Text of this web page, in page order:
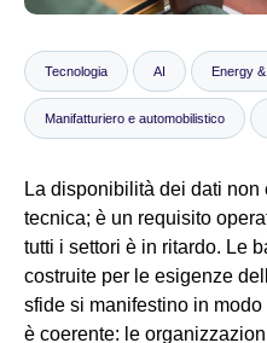
Notizie
Tecnologia AI Energy
Manifatturiero e automobilistico
La disponibilità dei dati
tecnica; è un requisito
tutti i settori è in ritardo. Le
costruite per le esigenze
sfide si manifestino in
è coerente: le